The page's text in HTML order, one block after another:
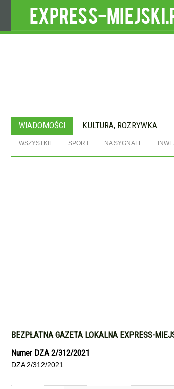
WIADOMOŚCI KULTURA, ROZRYWKA
WSZYSTKIE SPORT NA SYGNALE
BEZPŁATNA GAZETA LOKALNA EXPRESS-
Numer DZA 2/312/2021
DZA 2/312/2021